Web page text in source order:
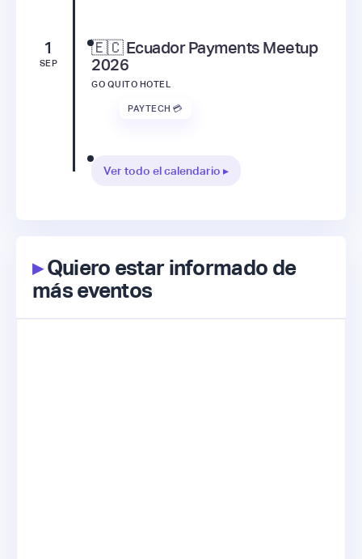
1
SEP
🇪🇨 Ecuador Payments Meetup
2026
GO QUITO HOTEL
PAYTECH 💳
Ver todo el calendario ▸
▸Quiero estar informado de
más eventos